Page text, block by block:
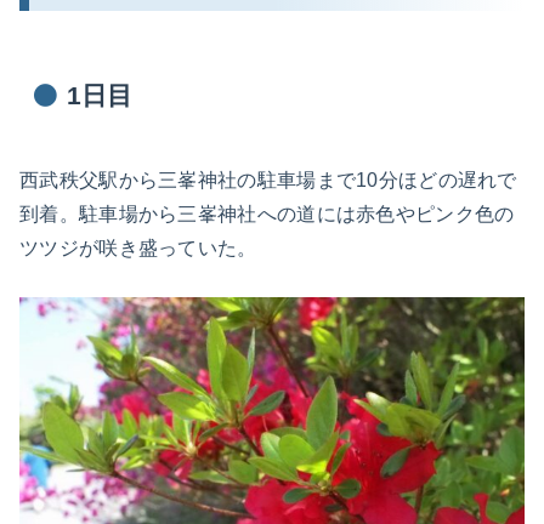
1日目
西武秩父駅から三峯神社の駐車場まで10分ほどの遅れで
到着。駐車場から三峯神社への道には赤色やピンク色の
ツツジが咲き盛っていた。